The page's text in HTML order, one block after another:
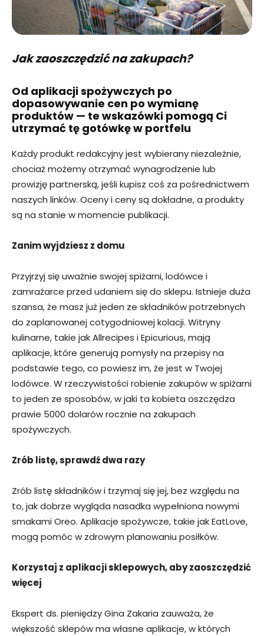
Jak zaoszczędzić na zakupach?
Od aplikacji spożywczych po
dopasowywanie cen po wymianę
produktów — te wskazówki pomogą Ci
utrzymać tę gotówkę w portfelu
Każdy produkt redakcyjny jest wybierany niezależnie,
chociaż możemy otrzymać wynagrodzenie lub
prowizję partnerską, jeśli kupisz coś za pośrednictwem
naszych linków. Oceny i ceny są dokładne, a produkty
są na stanie w momencie publikacji.
Zanim wyjdziesz z domu
Przyjrzyj się uważnie swojej spiżarni, lodówce i
zamrażarce przed udaniem się do sklepu. Istnieje duża
szansa, że ​​masz już jeden ze składników potrzebnych
do zaplanowanej cotygodniowej kolacji. Witryny
kulinarne, takie jak Allrecipes i Epicurious, mają
aplikacje, które generują pomysły na przepisy na
podstawie tego, co powiesz im, że jest w Twojej
lodówce. W rzeczywistości robienie zakupów w spiżarni
to jeden ze sposobów, w jaki ta kobieta oszczędza
prawie 5000 dolarów rocznie na zakupach
spożywczych.
Zrób listę, sprawdź dwa razy
Zrób listę składników i trzymaj się jej, bez względu na
to, jak dobrze wygląda nasadka wypełniona nowymi
smakami Oreo. Aplikacje spożywcze, takie jak EatLove,
mogą pomóc w zdrowym planowaniu posiłków.
Korzystaj z aplikacji sklepowych, aby zaoszczędzić
więcej
Ekspert ds. pieniędzy Gina Zakaria zauważa, że ​​
większość sklepów ma własne aplikacje, w których